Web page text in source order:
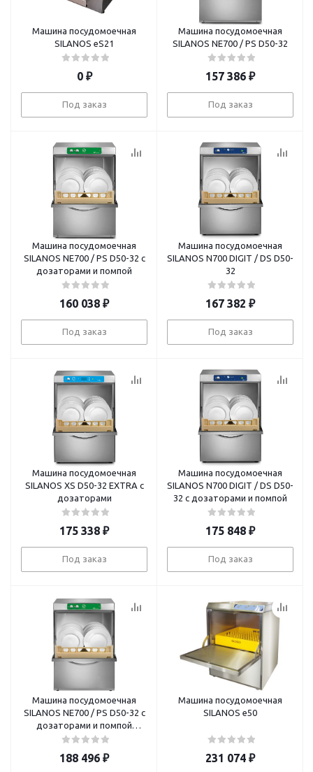
Машина посудомоечная
SILANOS еS21
0₽
Под заказ
Машина посудомоечная
SILANOS NE700 / PS D50-32
157 386 ₽
Под заказ
Машина посудомоечная
SILANOS NE700 / PS D50-32 с
дозаторами и помпой
160 038 ₽
Под заказ
Машина посудомоечная
SILANOS N700 DIGIT / DS D50-
32
167 382 ₽
Под заказ
Машина посудомоечная
SILANOS XS D50-32 EXTRA с
дозаторами
175 338 ₽
Под заказ
Машина посудомоечная
SILANOS N700 DIGIT / DS D50-
32 с дозаторами и помпой
175 848 ₽
Под заказ
Машина посудомоечная
SILANOS NE700 / PS D50-32 с
дозаторами и помпой
380/3/50
188 496 ₽
Машина посудомоечная
SILANOS е50
231 074 ₽